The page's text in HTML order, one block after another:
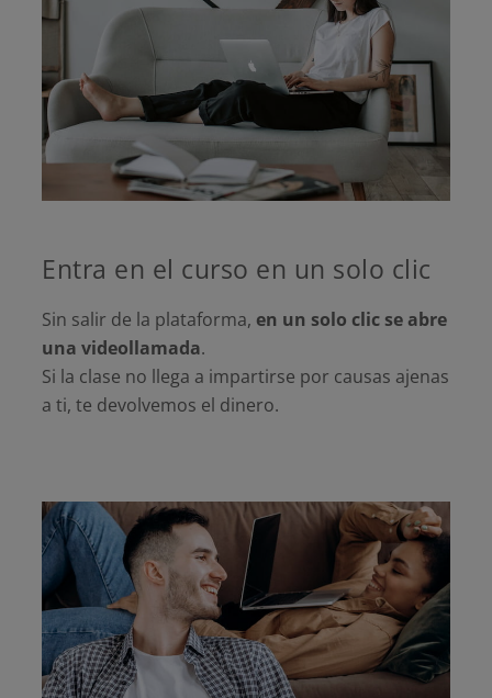
Entra en el curso en un solo clic
Sin salir de la plataforma, en un solo clic se abre
una videollamada.
Si la clase no llega a impartirse por causas ajenas
a ti, te devolvemos el dinero.